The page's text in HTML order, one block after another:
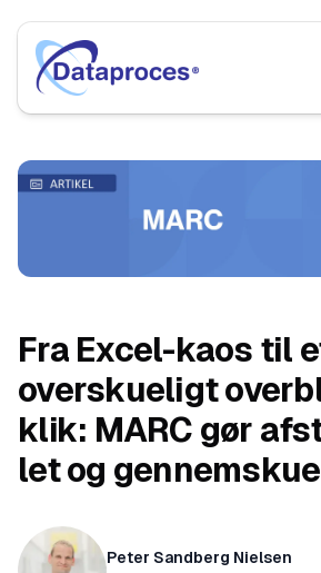
Fra Excel-kaos til
overskueligt
klik: MARC gør
let og
Peter Sandberg Nielsen